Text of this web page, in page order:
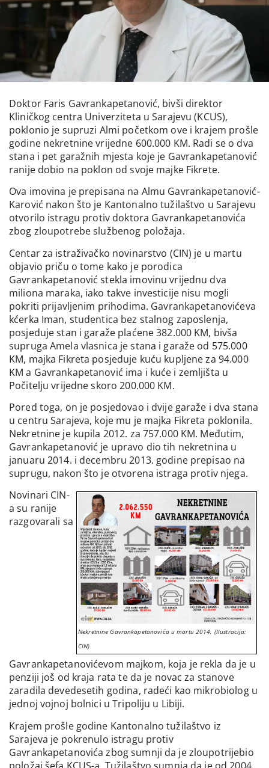
Doktor Faris Gavrankapetanović, bivši direktor
Kliničkog centra Univerziteta u Sarajevu (KCUS),
poklonio je supruzi Almi početkom ove i krajem prošle
godine nekretnine vrijedne 600.000 KM. Radi se o dva
stana i pet garažnih mjesta koje je Gavrankapetanović
ranije dobio na poklon od svoje majke Fikrete.
Ova imovina je prepisana na Almu Gavrankapetanović-
Karović nakon što je Kantonalno tužilaštvo u Sarajevu
otvorilo istragu protiv doktora Gavrankapetanovića
zbog zloupotrebe službenog položaja.
Centar za istraživačko novinarstvo (CIN) je u martu
objavio priču o tome kako je porodica
Gavrankapetanović stekla imovinu vrijednu dva
miliona maraka, iako takve investicije nisu mogli
pokriti prijavljenim prihodima. Gavrankapetanovićeva
kćerka Iman, studentica bez stalnog zaposlenja,
posjeduje stan i garaže plaćene 382.000 KM, bivša
supruga Amela vlasnica je stana i garaže od 575.000
KM, majka Fikreta posjeduje kuću kupljene za 94.000
KM a Gavrankapetanović ima i kuće i zemljišta u
Počitelju vrijedne skoro 200.000 KM.
Pored toga, on je posjedovao i dvije garaže i dva stana
u centru Sarajeva, koje mu je majka Fikreta poklonila.
Nekretnine je kupila 2012. za 757.000 KM. Međutim,
Gavrankapetanović je upravo dio tih nekretnina u
januaru 2014. i decembru 2013. godine prepisao na
suprugu, nakon što je otvorena istraga protiv njega.
Nekretnine Gavrankapetanovića u martu 2014. (Ilustracija:
CIN)
Novinari CIN-
a su ranije
razgovarali sa
Gavrankapetanovićevom majkom, koja je rekla da je u
penziji još od kraja rata te da je novac za stanove
zaradila devedesetih godina, radeći kao mikrobiolog u
jednoj vojnoj bolnici u Tripoliju u Libiji.
Krajem prošle godine Kantonalno tužilaštvo iz
Sarajeva je pokrenulo istragu protiv
Gavrankapetanovića zbog sumnji da je zloupotrijebio